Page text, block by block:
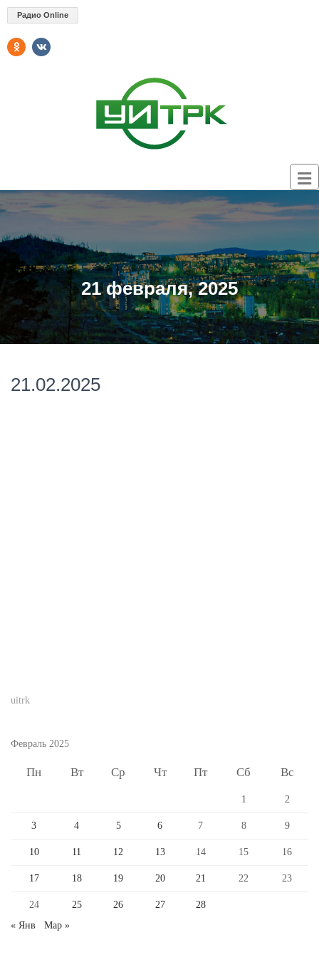
Радио Online
21 февраля, 2025
21.02.2025
uitrk
Февраль 2025
Пн Вт Ср Чт Пт Сб Вс
1 2
3 4 5 6 7 8 9
10 11 12 13 14 15 16
17 18 19 20 21 22 23
24 25 26 27
28
« Янв
Мар »